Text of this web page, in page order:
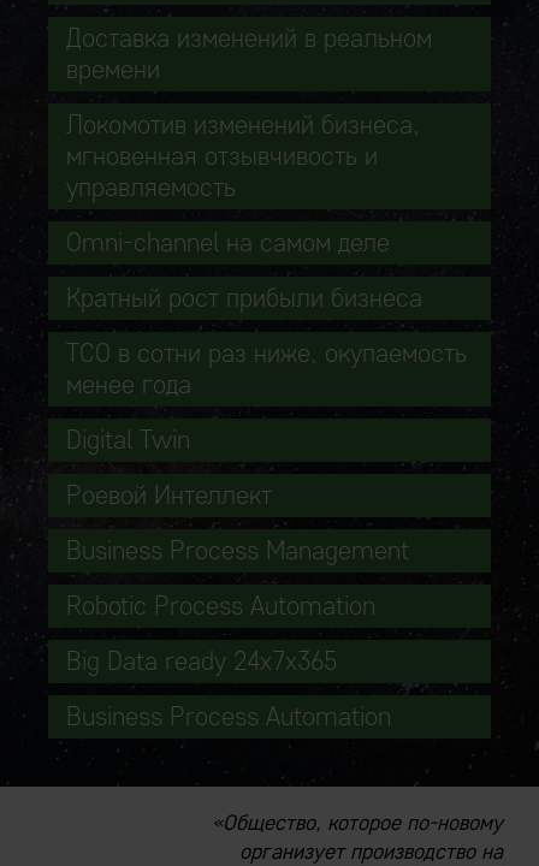
Доставка изменений в реальном
времени
Локомотив изменений бизнеса,
мгновенная отзывчивость и
управляемость
Omni-channel на самом деле
Кратный рост прибыли бизнеса
TCO в сотни раз ниже, окупаемость
менее года
Digital Twin
Роевой Интеллект
Business Process Management
Robotic Process Automation
Big Data ready 24x7x365
Business Process Automation
«Общество, которое по-новому
организует производство на